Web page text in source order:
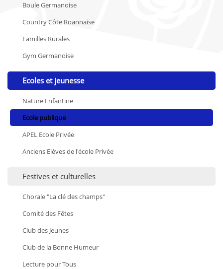
Boule Germanoise
Country Côte Roannaise
Familles Rurales
Gym Germanoise
Ecoles et jeunesse
Nature Enfantine
Ecole publique
APEL Ecole Privée
Anciens Elèves de l'école Privée
Festives et culturelles
Chorale "La clé des champs"
Comité des Fêtes
Club des Jeunes
Club de la Bonne Humeur
Lecture pour Tous